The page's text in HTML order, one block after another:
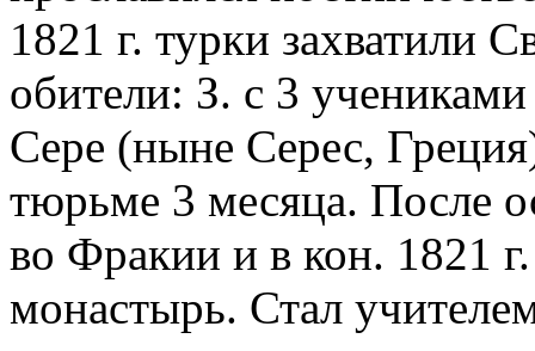
1821 г. турки захватили
обители: З. с 3
Сере (ныне Серес,
тюрьме 3 месяца. После
во Фракии и в кон. 1821
монастырь. Стал